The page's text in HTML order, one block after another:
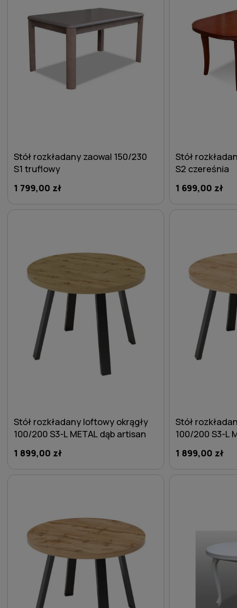
Stół rozkładany zaowal 150/230
S1 truflowy
1 799,00 zł
Stół
S2 czereśnia
1 699,00 zł
Stół rozkładany loftowy okrągły
100/200 S3-L METAL dąb artisan
1 899,00 zł
Stół
100/200 S3-L
1 899,00 zł